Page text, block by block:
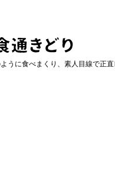
うに食べまくり、素人目線で正直